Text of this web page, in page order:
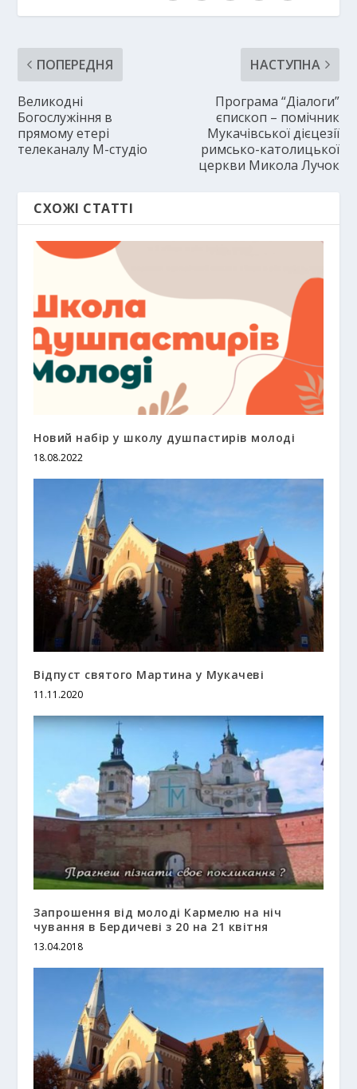
ПОПЕРЕДНЯ
Великодні
Богослужіння в
прямому етері
телеканалу М-студіо
НАСТУПНА
Програма “Діалоги”
єпископ – помічник
Мукачівської дієцезії
римсько-католицької
церкви Микола Лучок
СХОЖІ СТАТТІ
Новий набір у школу душпастирів молоді
18.08.2022
Відпуст святого Мартина у Мукачеві
11.11.2020
Запрошення від молоді Кармелю на ніч
чування в Бердичеві з 20 на 21 квітня
13.04.2018